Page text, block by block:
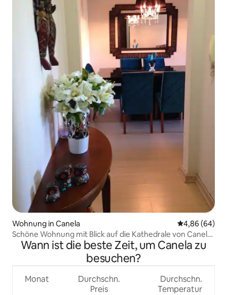
Wohnung in Canela
4,86 (64)
Schöne Wohnung mit Blick auf die Kathedrale von Canela
mit Kamin
Wann ist die beste Zeit, um Canela zu
besuchen?
Monat
Durchschn.
Preis
Durchschn.
Temperatur